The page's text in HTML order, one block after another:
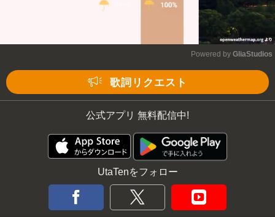
Powered by GliaStudios
歌詞リクエスト
公式アプリ 無料配信中!
UtaTenをフォロー